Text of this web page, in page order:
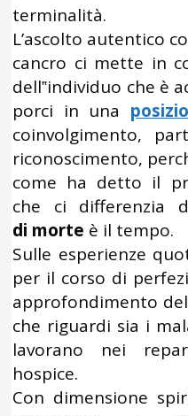
terminalità.
L’ascolto autentico
cancro ci mette in
dell‟individuo che è
porci in una
coinvolgimento,
riconoscimento,
come ha detto il
che ci differenzia
di morte è il tempo.
Sulle esperienze
per il corso di
approfondimento
che riguardi sia i
lavorano nei
hospice.
Con dimensione